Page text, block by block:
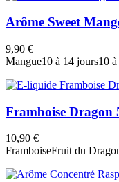
Arôme Sweet
9,90 €
Mangue10 à 14 jours10
Framboise Dragon
10,90 €
FramboiseFruit du